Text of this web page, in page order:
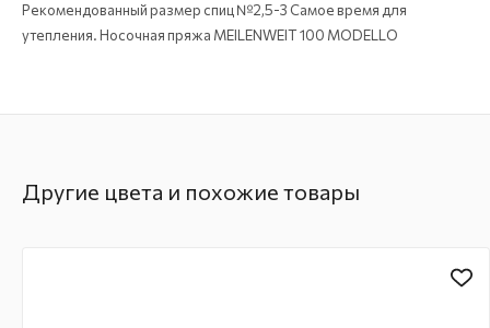
Рекомендованный размер спиц №2,5-3 Самое время для
утепления. Носочная пряжа MEILENWEIT 100 MODELLO
Другие цвета и похожие товары